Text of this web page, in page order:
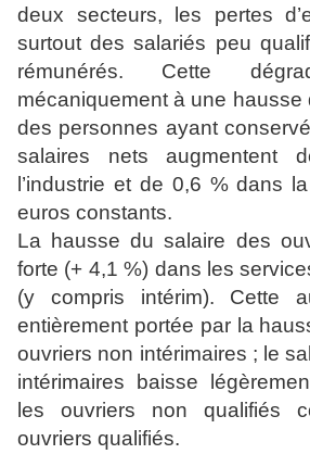
deux secteurs, les pertes
surtout des salariés peu
rémunérés. Cette
mécaniquement à une hausse
des personnes ayant
salaires nets augmentent
l’industrie et de 0,6 % dans
euros constants.
La hausse du salaire des
forte (+ 4,1 %) dans les
(y compris intérim). Cette
entièrement portée par la
ouvriers non intérimaires ; le
intérimaires baisse
les ouvriers non qualifiés
ouvriers qualifiés.